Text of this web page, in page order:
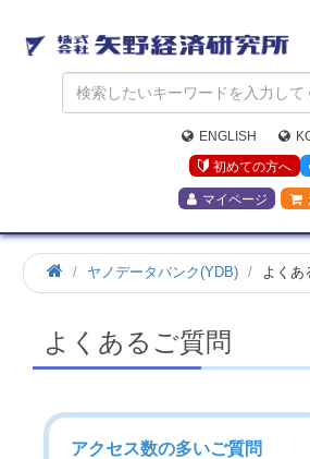
矢
野
経
済
研
究
所
ENGLISH
初めての方へ
マイページ
ヤノデータバンク(YDB) よくあ
よくあるご質問
アクセス数の多いご質問